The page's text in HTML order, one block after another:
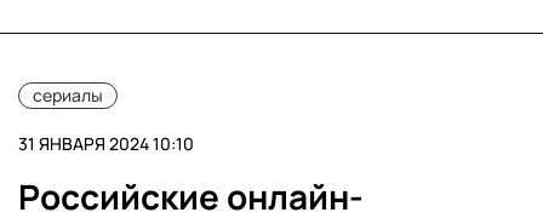
сериалы
31 ЯНВАРЯ 2024 10:10
Российские онлайн-